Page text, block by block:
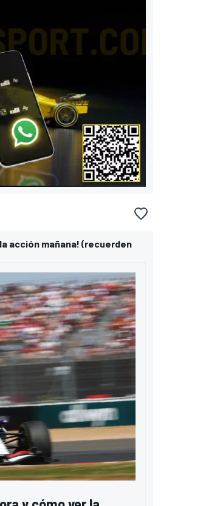
acción mañana! (recuerden